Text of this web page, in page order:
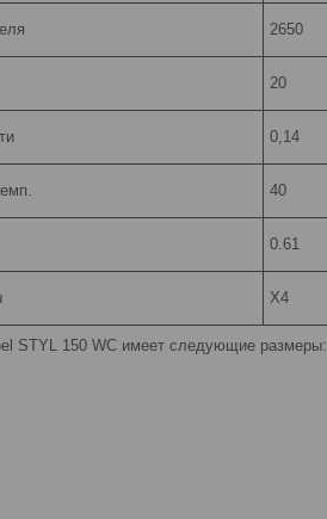
2650
20
0,14
40
0.61
X4
STYL 150 WC имеет следующие размеры: